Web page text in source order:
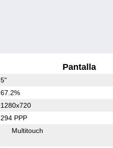
Pantalla
5"
67.2%
1280x720
294 PPP
Multitouch